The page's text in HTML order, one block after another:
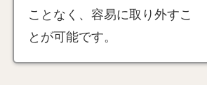
ことなく、容易に取り外すこ
とが可能です。